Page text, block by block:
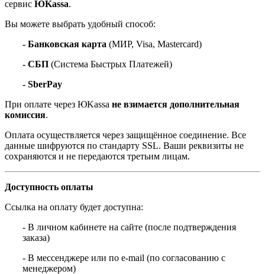
сервис ЮKassa.
Вы можете выбрать удобный способ:
- Банковская карта (МИР, Visa, Mastercard)
- СБП (Система Быстрых Платежей)
- SberPay
При оплате через ЮKassa не взимается дополнительная
комиссия.
Оплата осуществляется через защищённое соединение. Все
данные шифруются по стандарту SSL. Ваши реквизиты не
сохраняются и не передаются третьим лицам.
Доступность оплаты
Ссылка на оплату будет доступна:
- В личном кабинете на сайте (после подтверждения
заказа)
- В мессенджере или по e-mail (по согласованию с
менеджером)